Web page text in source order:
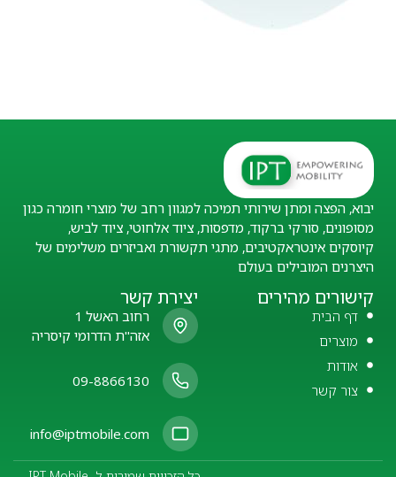
יבוא, הפצה ומתן שירותי תמיכה למגוון רחב של מוצרי חומרה כגון
מסופונים, סורקי ברקוד, מדפסות, ציוד אלחוטי, ציוד לביש,
קיוסקים אינטראקטיבים, מתגי תקשורת ואביזרים משלימים של
היצרנים המובילים בעולם
קישורים מהירים
דף הבית
מוצרים
אודות
צור קשר
יצירת קשר
רחוב האשל 1
אזה"ת הדרומי קיסריה
09-8866130
info@iptmobile.com